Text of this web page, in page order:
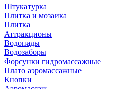
Штукатурка
Плитка и мозаика
Плитка
Аттракционы
Водопады
Водозаборы
Форсунки гидромассажные
Плато аэромассажные
Кнопки